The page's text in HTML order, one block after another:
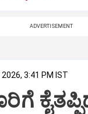
ADVERTISEMENT
2026, 3:41 PM IST